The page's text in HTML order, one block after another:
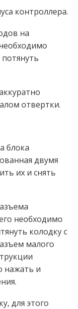
контроллера.
на
отвертки.
блока
двумя
их и снять
необходимо
колодку с
малого
нажать и
для этого